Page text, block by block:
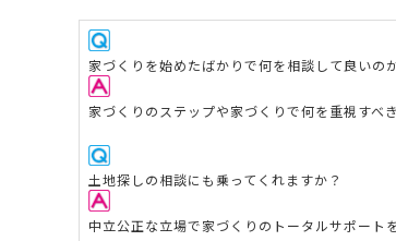
家づくりを始めたばかりで何を相談して良いの
家づくりのステップや家づくりで何を重視すべ
土地探しの相談にも乗ってくれますか？
中立公正な立場で家づくりのトータルサポート